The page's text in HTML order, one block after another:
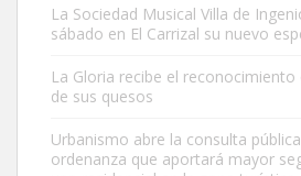
Este gato macho ha aparecido en la calle
es muy manso y extremadamente cari...
La Sociedad Musical Villa de
sábado en El Carrizal su nuevo
La Gloria recibe el
de sus quesos
Urbanismo abre la consulta
ordenanza que aportará mayor